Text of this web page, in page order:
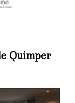
Quimper